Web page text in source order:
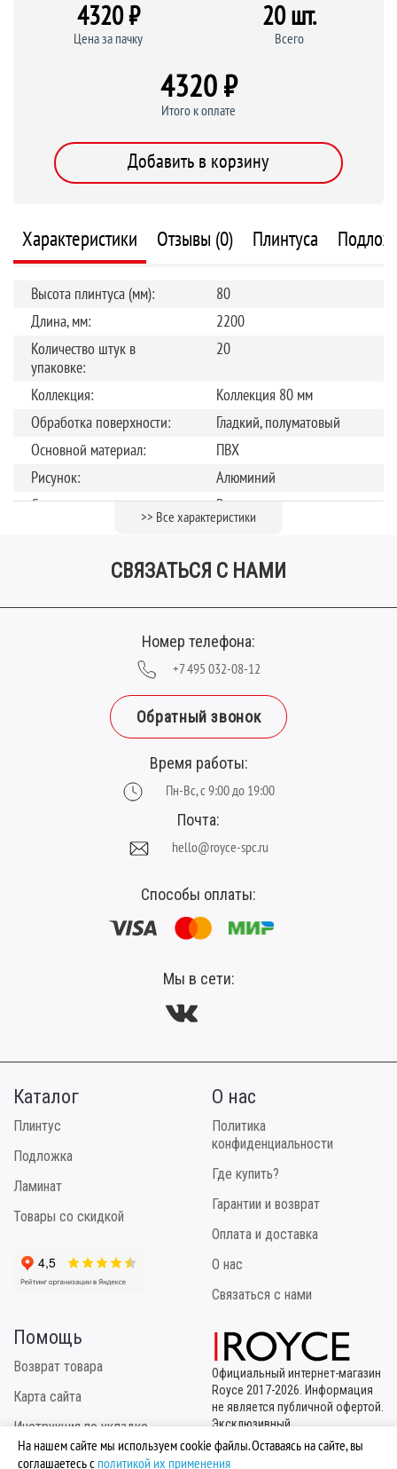
4320 ₽
Цена за пачку
20 шт.
Всего
4320 ₽
Итого к оплате
Добавить в корзину
Характеристики Отзывы (0) Плинтуса
Высота плинтуса (мм):
80
Длина, мм:
2200
Количество штук в
упаковке:
20
Коллекция:
Коллекция 80 мм
Обработка поверхности:
Гладкий, полуматовый
Основной материал:
ПВХ
Рисунок:
Алюминий
Страна производства:
Россия
Серый
>> Все характеристики
СВЯЗАТЬСЯ С НАМИ
Номер телефона:
+7 495 032-08-12
Обратный звонок
Время работы:
Пн-Вс, с 9:00 до 19:00
Почта:
hello@royce-spc.ru
Способы оплаты:
Мы в сети:
Каталог
Плинтус
Подложка
Ламинат
Товары со скидкой
О нас
Политика
конфиденциальности
Где купить?
Гарантии и возврат
Оплата и доставка
О нас
Связаться с нами
Помощь
Возврат товара
Карта сайта
Инструкция по укладке
Официальный интернет-магазин
Royce 2017-2026. Информация
не является публичной офертой.
Эксклюзивный
правообладатель
ТМ "Royce" - ООО "МБК
На нашем сайте мы используем cookie файлы. Оставаясь на сайте, вы
соглашаетесь с политикой их применения